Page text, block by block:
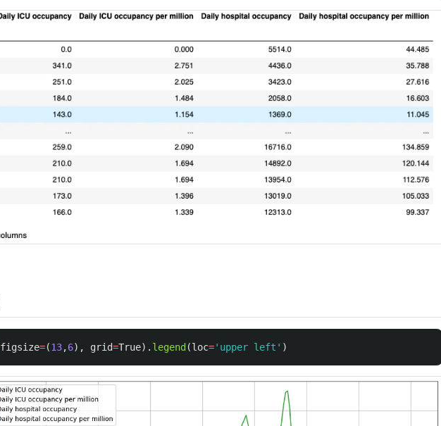
figsize=(13,6), grid=True). legend (loc=' upper left ' )